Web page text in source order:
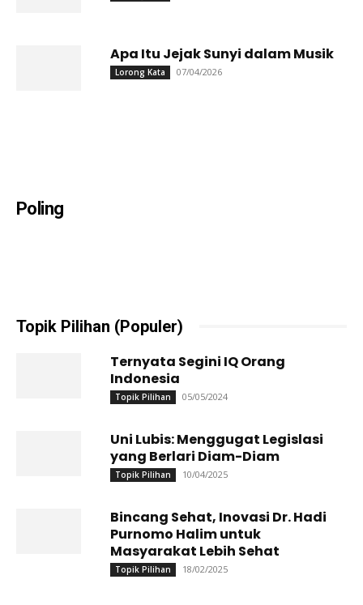
Apa Itu Jejak Sunyi dalam Musik
Lorong Kata 07/04/2026
Poling
Topik Pilihan (Populer)
Ternyata Segini IQ Orang
Indonesia
Topik Pilihan 05/05/2024
Uni Lubis: Menggugat Legislasi
yang Berlari Diam-Diam
Topik Pilihan 10/04/2025
Bincang Sehat, Inovasi Dr. Hadi
Purnomo Halim untuk
Masyarakat Lebih Sehat
Topik Pilihan 18/02/2025